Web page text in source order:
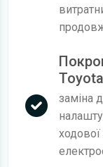
заміна
ходової